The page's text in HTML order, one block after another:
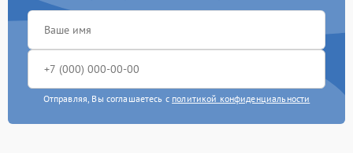
Отправляя, Вы соглашаетесь с политикой конфиденциальности